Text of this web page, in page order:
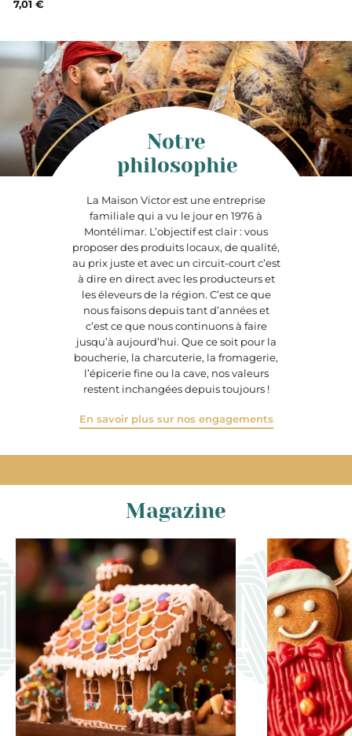
7,01 €
La Maison Victor est une entreprise
familiale qui a vu le jour en 1976 à
Montélimar. L’objectif est clair : vous
proposer des produits locaux, de qualité,
au prix juste et avec un circuit-court c’est
à dire en direct avec les producteurs et
les éleveurs de la région. C’est ce que
nous faisons depuis tant d’années et
c’est ce que nous continuons à faire
jusqu’à aujourd’hui. Que ce soit pour la
boucherie, la charcuterie, la fromagerie,
l’épicerie fine ou la cave, nos valeurs
restent inchangées depuis toujours !
En savoir plus sur nos engagements
Notre
philosophie
Magazine